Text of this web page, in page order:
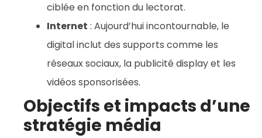
ciblée en fonction du lectorat.
Internet : Aujourd’hui incontournable, le
digital inclut des supports comme les
réseaux sociaux, la publicité display et les
vidéos sponsorisées.
Objectifs et impacts d’une
stratégie média